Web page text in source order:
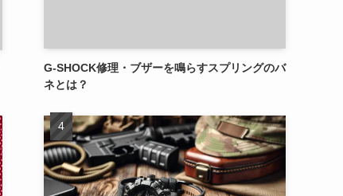
G-SHOCK修理・ブザーを鳴らすスプリングのバ
ネとは？